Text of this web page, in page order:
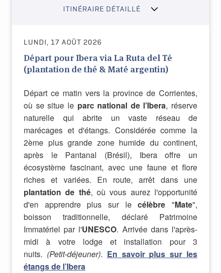
ITINÉRAIRE DÉTAILLÉ
LUNDI, 17 AOÛT 2026
Départ pour Ibera via La Ruta del Té
(plantation de thé & Maté argentin)
Départ ce matin vers la province de Corrientes,
où se situe le parc national de l’Ibera, réserve
naturelle qui abrite un vaste réseau de
marécages et d'étangs. Considérée comme la
2ème plus grande zone humide du continent,
après le Pantanal (Brésil), Ibera offre un
écosystème fascinant, avec une faune et flore
riches et variées. En route, arrêt dans une
plantation de thé, où vous aurez l'opportunité
d'en apprendre plus sur lecélèbre"Mate",
boisson traditionnelle, déclaré Patrimoine
Immatériel par l'UNESCO. Arrivée dans l'après-
midi à votre lodge et installation pour 3
nuits. (Petit-déjeuner). En savoir plus sur les
étangs de l’Ibera